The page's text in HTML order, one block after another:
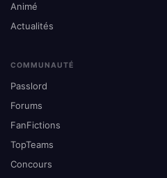
Animé
Actualités
COMMUNAUTÉ
Passlord
Forums
FanFictions
TopTeams
Concours